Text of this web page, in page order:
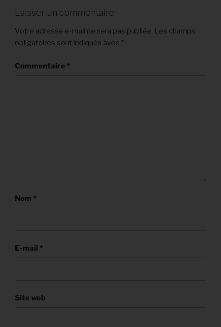
Laisser un commentaire
Votre adresse e-mail ne sera pas publiée. Les champs
obligatoires sont indiqués avec *
Commentaire *
Nom *
E-mail *
Site web